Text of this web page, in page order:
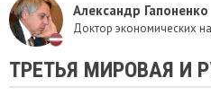
Александр Гапоненко
Доктор экономических
​ТРЕТЬЯ МИРОВАЯ И